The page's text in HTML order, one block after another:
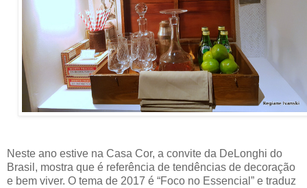
Neste ano estive na Casa Cor, a convite da DeLonghi do
Brasil, mostra que é referência de tendências de decoração
e bem viver. O tema de 2017 é “Foco no Essencial” e traduz